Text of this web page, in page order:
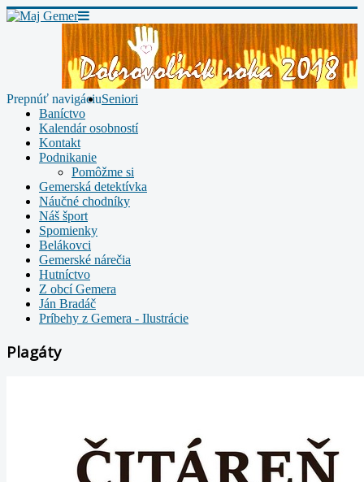
Prepnúť navigáciuSeniori
Baníctvo
Kalendár osobností
Kontakt
Podnikanie
Pomôžme si
Gemerská detektívka
Náučné chodníky
Náš šport
Spomienky
Belákovci
Gemerské nárečia
Hutníctvo
Z obcí Gemera
Ján Bradáč
Príbehy z Gemera - Ilustrácie
Plagáty